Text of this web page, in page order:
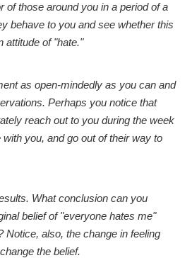
of those around you in a period of a
behave to you and see whether this
attitude of "hate."
as open-mindedly as you can and
Perhaps you notice that
reach out to you during the week
you, and go out of their way to
What conclusion can you
belief of "everyone hates me"
Notice, also, the change in feeling
the belief.